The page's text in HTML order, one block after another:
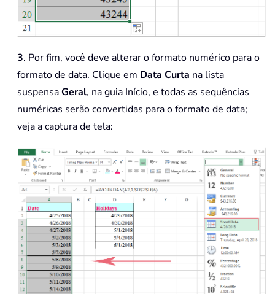
3. Por fim, você deve alterar o formato numérico para o
formato de data. Clique em Data Curta na lista
suspensaGeral, na guia Início, e todas as sequências
numéricas serão convertidas para o formato de data;
veja a captura de tela: